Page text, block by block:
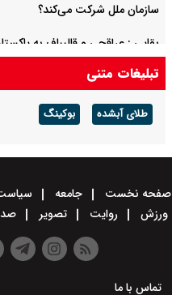
سازمان ملل شرکت می‌کند؟
بقایی : عراقچی و قالیباف به
مذاکره با آمریکا از طریق میانجی
تبلیغات متنی
طلای آبشده بوکینگ
صفحه نخست جامعه
ورزش
روایت تصویر
تماس با ما